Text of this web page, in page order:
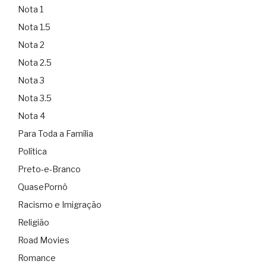
Nota 1
Nota 1.5
Nota 2
Nota 2.5
Nota 3
Nota 3.5
Nota 4
Para Toda a Família
Política
Preto-e-Branco
QuasePornô
Racismo e Imigração
Religião
Road Movies
Romance